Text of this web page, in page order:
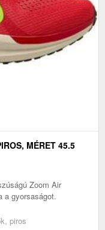
MÉRET 45.5
Zoom Air
a gyorsaságot.
piros